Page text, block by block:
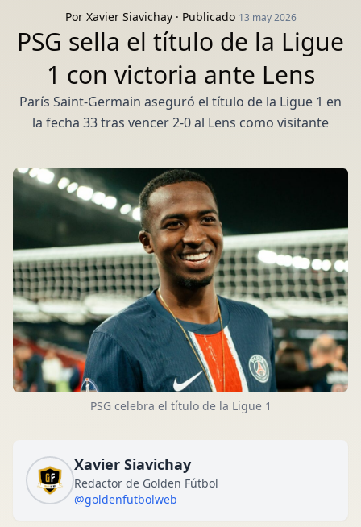
Por Xavier Siavichay· Publicado 13 may 2026
PSG sella el título de la Ligue
1 con victoria ante Lens
París Saint-Germain aseguró el título de la Ligue 1 en
la fecha 33 tras vencer 2-0 al Lens como visitante
PSG celebra el título de la Ligue 1
Xavier Siavichay
Redactor de Golden Fútbol
@goldenfutbolweb